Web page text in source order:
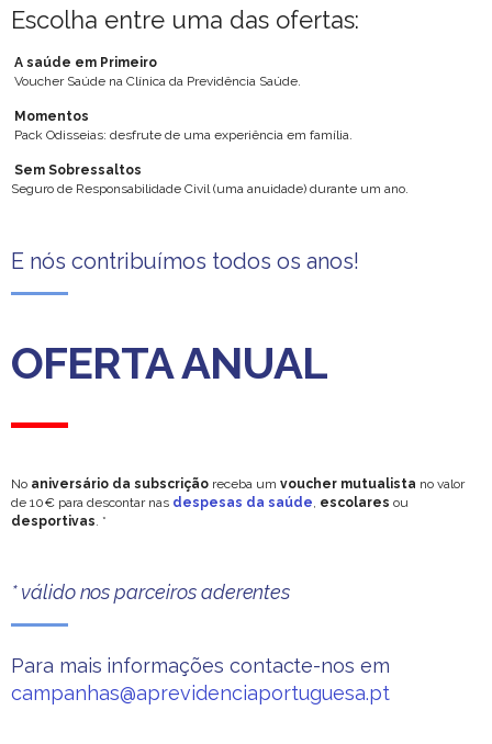
Escolha entre uma das ofertas:
A saúde em Primeiro
Voucher Saúde na Clínica da Previdência Saúde.
Momentos
Pack Odisseias: desfrute de uma experiência em família.
Sem Sobressaltos
Seguro de Responsabilidade Civil (uma anuidade) durante um ano.
E nós contribuímos todos os anos!
OFERTA ANUAL
No aniversário da subscrição receba um voucher mutualista no valor
de 10€ para descontar nas despesas da saúde, escolares ou
desportivas. *
* válido nos parceiros aderentes
Para mais informações contacte-nos em
campanhas@aprevidenciaportuguesa.pt